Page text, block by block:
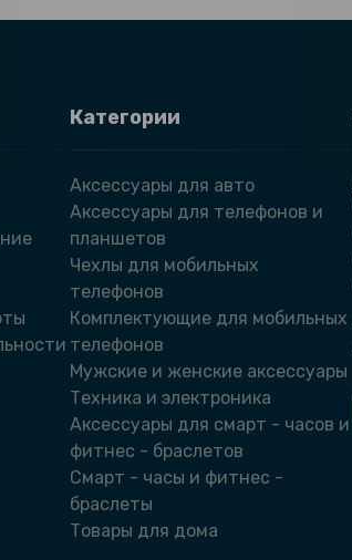
Категории
Аксессуары для авто
Аксессуары для телефонов и
планшетов
Чехлы для мобильных
телефонов
Комплектующие для мобильных
телефонов
Мужские и женские аксессуары
Техника и электроника
Аксессуары для смарт - часов и
фитнес - браслетов
Смарт - часы и фитнес -
браслеты
Товары для дома